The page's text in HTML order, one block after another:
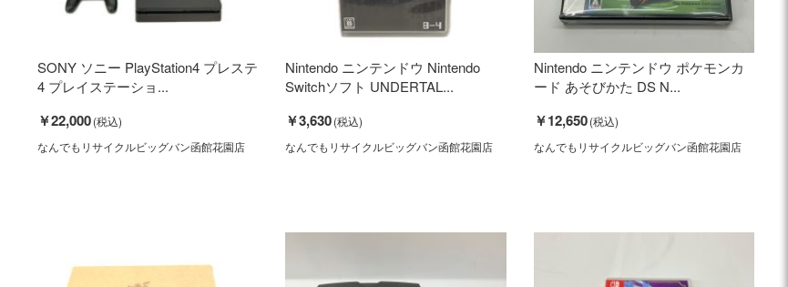
SONY ソニー PlayStation4 プレステ
4 プレイステーショ...
￥22,000
なんでもリサイクルビッグバン函館花園店
Nintendo ニンテンドウ Nintendo
Switchソフト UNDERTAL...
￥3,630
なんでもリサイクルビッグバン函館花園店
Nintendo ニンテンドウ ポケモンカ
ード あそびかた DS N...
￥12,650
なんでもリサイクルビッグバン函館花園店